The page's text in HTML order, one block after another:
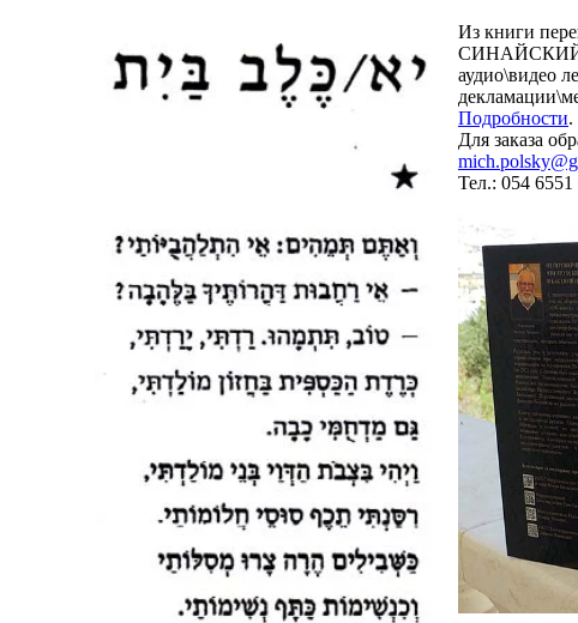
Из книги
СИНАЙСКИЙ
аудио\видео
Подробности.
Для заказа
Тел.: 054